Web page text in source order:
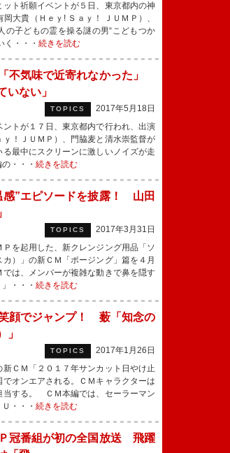
ト祈願イベントが５日、東京都内の神
大貴（Ｈｅｙ! Ｓａｙ！ ＪＵＭＰ）、
子どもの霊を操る謎の男“こどもつか
く・・・ 続きを読む
不気味で近寄れなかった」
いない」
TOPICS
2017年5月18日
トが１７日、東京都内で行われ、出演
！ＪＵＭＰ）、門脇麦と清水崇監督が
最中にスクリーンに激しいノイズが走
・・・ 続きを読む
感”エピソードを披露！ 山田
TOPICS
2017年3月31日
を起用した、新クレンジング用品「ソ
）」の新ＣＭ「ポージング」篇を４月
は、メンバーが複雑な動きで鼻を隠す
・・・ 続きを読む
顔でジャンプ！ 薮「知念の
」
TOPICS
2017年1月26日
ＣＭ「２０１７年サンカット日やけ止
オンエアされる。ＣＭキャラクターは
当する。 ＣＭ本編では、セーラーマン
・・・ 続きを読む
冠番組が初の全国放送 飛躍